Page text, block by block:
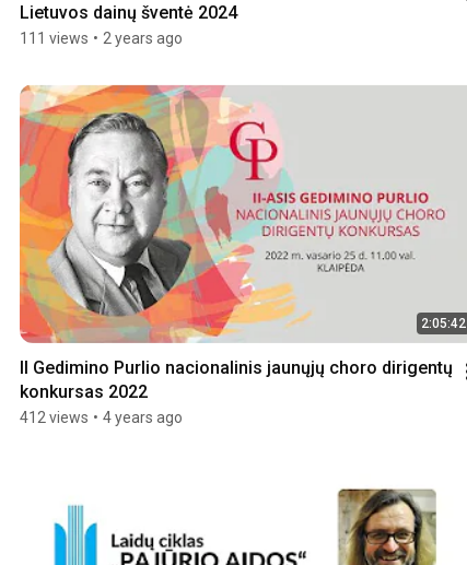
Lietuvos dainų šventė 2024
111 views • 2 years ago
2:05:42
II Gedimino Purlio nacionalinis jaunųjų choro dirigentų
konkursas 2022
412 views • 4 years ago